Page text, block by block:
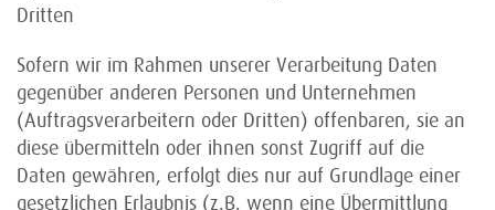
Dritten
Sofern wir im Rahmen unserer Verarbeitung Daten
gegenüber anderen Personen und Unternehmen
(Auftragsverarbeitern oder Dritten) offenbaren, sie an
diese übermitteln oder ihnen sonst Zugriff auf die
Daten gewähren, erfolgt dies nur auf Grundlage einer
gesetzlichen Erlaubnis (z.B. wenn eine Übermittlung